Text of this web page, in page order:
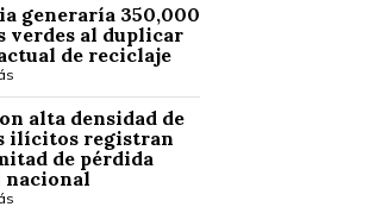
generaría 350,000
verdes al duplicar
de reciclaje
alta densidad de
ilícitos registran
de pérdida
nacional